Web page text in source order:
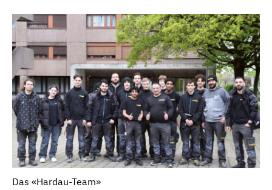
Das «Hardau-Team»